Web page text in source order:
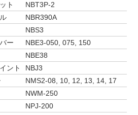
ト
NBT3P-2
NBR390A
NBS3
ー
NBE3-050, 075, 150
NBE38
ント
NBJ3
NMS2-08, 10, 12, 13, 14, 17
NWM-250
NPJ-200